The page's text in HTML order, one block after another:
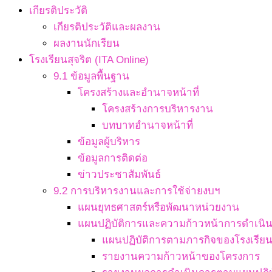
เกียรติประวัติ
เกียรติประวัติและผลงาน
ผลงานนักเรียน
โรงเรียนสุจริต (ITA Online)
9.1 ข้อมูลพื้นฐาน
โครงสร้างและอำนาจหน้าที่
โครงสร้างการบริหารงาน
บทบาทอำนาจหน้าที่
ข้อมูลผู้บริหาร
ข้อมูลการติดต่อ
ข่าวประชาสัมพันธ์
9.2 การบริหารงานและการใช้จ่ายงบฯ
แผนยุทธศาสตร์หรือพัฒนาหน่วยงาน
แผนปฏิบัติการและความก้าวหน้าการดำเนิ
แผนปฏิบัติการตามภารกิจของโรงเรียน
รายงานความก้าวหน้าของโครงการ